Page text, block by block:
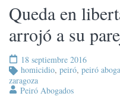
Queda en
arrojó a su
18 septiembre 2016
homicidio, peiró, peiró
zaragoza
Peiró Abogados